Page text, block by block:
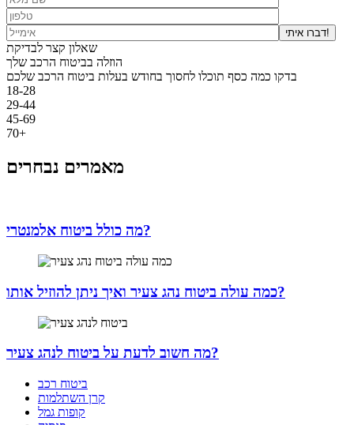
דברו איתי!
שאלון קצר לבדיקת
הוזלה בביטוח הרכב שלך
בדקו כמה כסף תוכלו לחסוך בחודש בעלות ביטוח הרכב שלכם
18-28
29-44
45-69
70+
מאמרים נבחרים
מה כולל ביטוח אלמנטרי?
כמה עולה ביטוח נהג צעיר ואיך ניתן להוזיל אותו?
מה חשוב לדעת על ביטוח לנהג צעיר?
ביטוח רכב
קרן השתלמות
קופות גמל